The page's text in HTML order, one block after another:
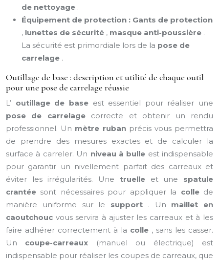
de nettoyage .
Équipement de protection : Gants de protection
, lunettes de sécurité , masque anti-poussière .
La sécurité est primordiale lors de la pose de
carrelage .
Outillage de base : description et utilité de chaque outil
pour une pose de carrelage réussie
L’ outillage de base est essentiel pour réaliser une
pose de carrelage correcte et obtenir un rendu
professionnel. Un mètre ruban précis vous permettra
de prendre des mesures exactes et de calculer la
surface à carreler. Un niveau à bulle est indispensable
pour garantir un nivellement parfait des carreaux et
éviter les irrégularités. Une truelle et une spatule
crantée sont nécessaires pour appliquer la colle de
manière uniforme sur le support . Un maillet en
caoutchouc vous servira à ajuster les carreaux et à les
faire adhérer correctement à la colle , sans les casser.
Un coupe-carreaux
(manuel ou électrique) est
indispensable pour réaliser les coupes de carreaux, que